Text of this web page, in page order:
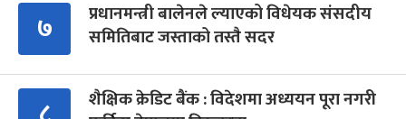
७
प्रधानमन्त्री बालेनले ल्याएको विधेयक संसदीय
समितिबाट जस्ताको तस्तै सदर
शैक्षिक क्रेडिट बैंक : विदेशमा अध्ययन पूरा नगरी